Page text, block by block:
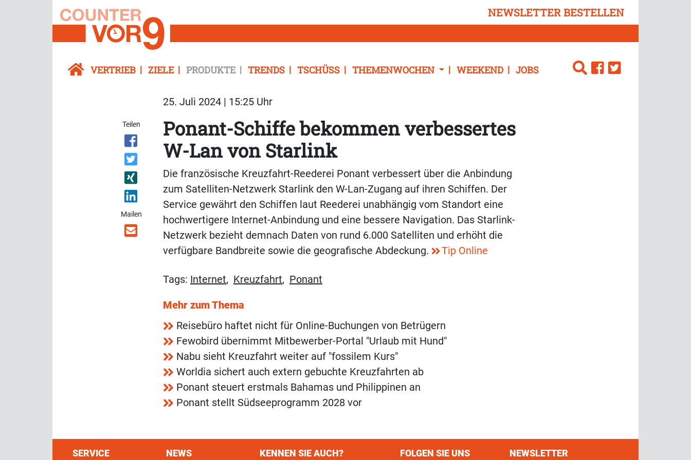
NEWSLETTER BESTELLEN
VERTRIEB ZIELE PRODUKTE TRENDS TSCHÜSS THEMENWOCHEN WEEKEND JOBS
25. Juli 2024 | 15:25 Uhr
Teilen
Mailen
Ponant-Schiffe bekommen verbessertes
W-Lan von Starlink
Die französische Kreuzfahrt-Reederei Ponant verbessert über die Anbindung
zum Satelliten-Netzwerk Starlink den W-Lan-Zugang auf ihren Schiffen. Der
Service gewährt den Schiffen laut Reederei unabhängig vom Standort eine
hochwertigere Internet-Anbindung und eine bessere Navigation. Das Starlink-
Netzwerk bezieht demnach Daten von rund 6.000 Satelliten und erhöht die
verfügbare Bandbreite sowie die geografische Abdeckung.
Tip Online
Tags: Internet, Kreuzfahrt, Ponant
Mehr zum Thema
Reisebüro haftet nicht für Online-Buchungen von Betrügern
Fewobird übernimmt Mitbewerber-Portal "Urlaub mit Hund"
Nabu sieht Kreuzfahrt weiter auf "fossilem Kurs"
Worldia sichert auch extern gebuchte Kreuzfahrten ab
Ponant steuert erstmals Bahamas und Philippinen an
Ponant stellt Südseeprogramm 2028 vor
SERVICE NEWS KENNEN SIE AUCH? FOLGEN SIE UNS
NEWSLETTER